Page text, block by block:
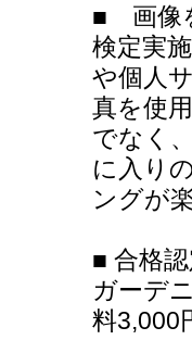
■ 画像
検定実
や個人
真を使
でなく
に入り
ングが
■ 合格
ガーデ
料3,000